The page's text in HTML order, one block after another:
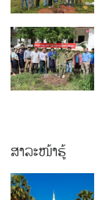
ສາລະໜ້າຮູ້